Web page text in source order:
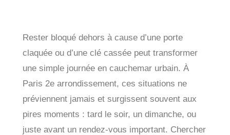
Rester bloqué dehors à cause d’une porte
claquée ou d’une clé cassée peut transformer
une simple journée en cauchemar urbain. À
Paris 2e arrondissement, ces situations ne
préviennent jamais et surgissent souvent aux
pires moments : tard le soir, un dimanche, ou
juste avant un rendez-vous important. Chercher